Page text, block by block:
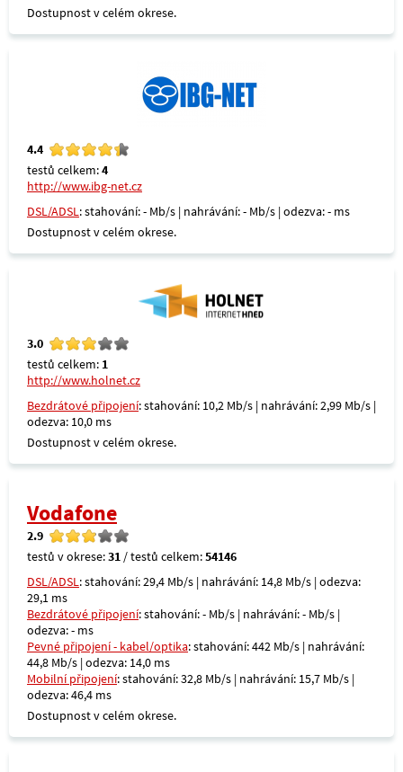
Dostupnost v celém okrese.
4.4
testů celkem:4
http://www.ibg-net.cz
DSL/ADSL: stahování: - Mb/s | nahrávání: - Mb/s | odezva: - ms
Dostupnost v celém okrese.
3.0
testů celkem: 1
http://www.holnet.cz
Bezdrátové připojení: stahování: 10,2 Mb/s | nahrávání: 2,99 Mb/s |
odezva: 10,0 ms
Dostupnost v celém okrese.
Vodafone
2.9
testů v okrese:31 / testů celkem:54146
DSL/ADSL: stahování: 29,4 Mb/s | nahrávání: 14,8 Mb/s | odezva:
29,1 ms
Bezdrátové připojení: stahování: - Mb/s | nahrávání: - Mb/s |
odezva: - ms
Pevné připojení - kabel/optika: stahování: 442 Mb/s | nahrávání:
44,8 Mb/s | odezva: 14,0 ms
Mobilní připojení: stahování: 32,8 Mb/s | nahrávání: 15,7 Mb/s |
odezva: 46,4 ms
Dostupnost v celém okrese.